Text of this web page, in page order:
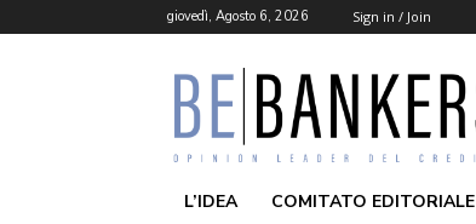
giovedì, Agosto 6, 2026 Sign in / Join
L’IDEA COMITATO EDITORIALE